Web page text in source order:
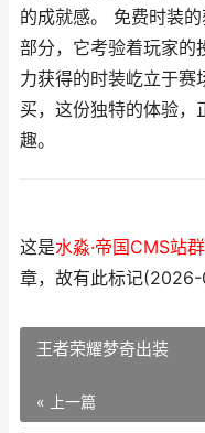
的成就感。 免费时装
部分，它考验着玩家的
力获得的时装屹立于赛
买，这份独特的体验，
趣。
这是水淼·帝国CMS站
章，故有此标记
王者荣耀梦奇出装
« 上一篇